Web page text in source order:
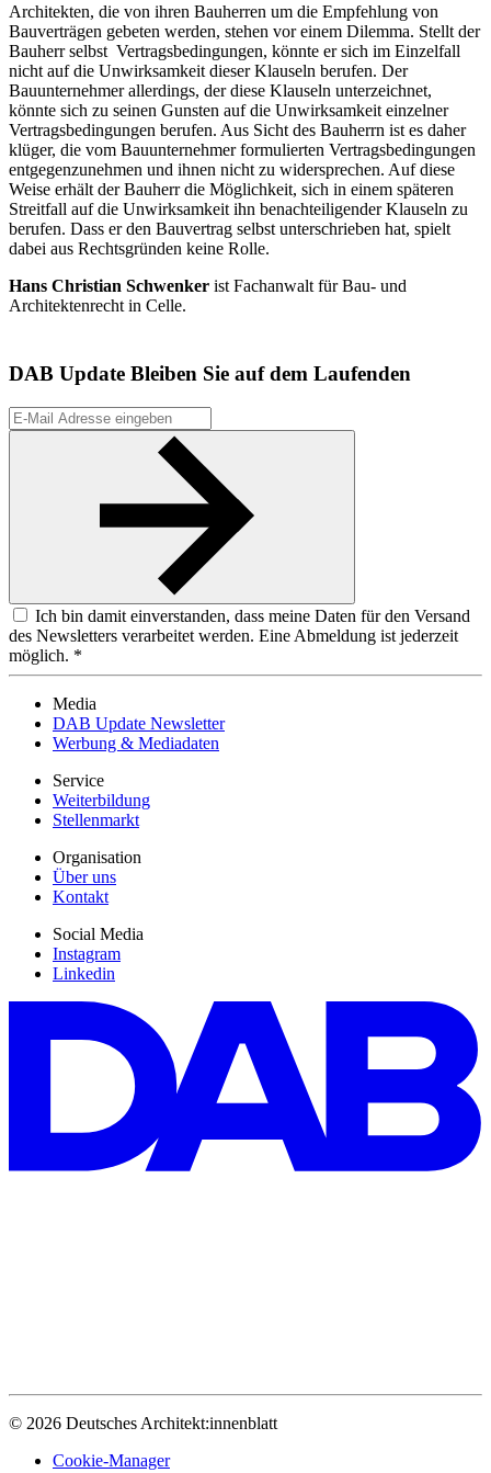
Architekten, die von ihren Bauherren um die Empfehlung von
Bauverträgen gebeten werden, stehen vor einem Dilemma. Stellt der
Bauherr selbst Vertragsbedingungen, könnte er sich im Einzelfall
nicht auf die Unwirksamkeit dieser Klauseln berufen. Der
Bauunternehmer allerdings, der diese Klauseln unterzeichnet,
könnte sich zu seinen Gunsten auf die Unwirksamkeit einzelner
Vertragsbedingungen berufen. Aus Sicht des Bauherrn ist es daher
klüger, die vom Bauunternehmer formulierten Vertragsbedingungen
entgegenzunehmen und ihnen nicht zu widersprechen. Auf diese
Weise erhält der Bauherr die Möglichkeit, sich in einem späteren
Streitfall auf die Unwirksamkeit ihn benachteiligender Klauseln zu
berufen. Dass er den Bauvertrag selbst unterschrieben hat, spielt
dabei aus Rechtsgründen keine Rolle.
Hans Christian Schwenker ist Fachanwalt für Bau- und
Architektenrecht in Celle.
DAB Update Bleiben Sie auf dem Laufenden
Ich bin damit einverstanden, dass meine Daten für den Versand
des Newsletters verarbeitet werden. Eine Abmeldung ist jederzeit
möglich. *
Media
DAB Update Newsletter
Werbung & Mediadaten
Service
Weiterbildung
Stellenmarkt
Organisation
Über uns
Kontakt
Social Media
Instagram
Linkedin
© 2026 Deutsches Architekt:innenblatt
Cookie-Manager